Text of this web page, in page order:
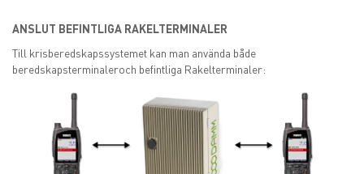
ANSLUT BEFINTLIGA RAKELTERMINALER
Till krisberedskapssystemet kan man använda både
beredskapsterminaleroch befintliga Rakelterminaler: